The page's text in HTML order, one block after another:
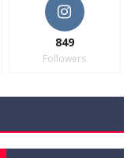
849
Followers